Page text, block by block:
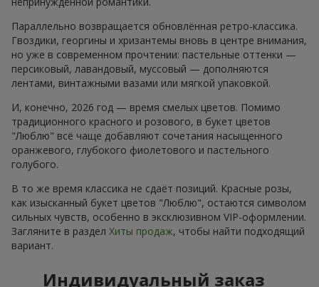
Параллельно возвращается обновлённая ретро-классика.
Гвоздики, георгины и хризантемы вновь в центре внимания,
но уже в современном прочтении: пастельные оттенки —
персиковый, лавандовый, муссовый — дополняются
лентами, винтажными вазами или мягкой упаковкой.
И, конечно, 2026 год — время смелых цветов. Помимо
традиционного красного и розового, в букет цветов
"Люблю" всё чаще добавляют сочетания насыщенного
оранжевого, глубокого фиолетового и пастельного
голубого.
В то же время классика не сдаёт позиций. Красные розы,
как изысканный букет цветов "Люблю", остаются символом
сильных чувств, особенно в эксклюзивном VIP-оформлении.
Загляните в раздел Хиты продаж, чтобы найти подходящий
вариант.
Индивидуальный заказ